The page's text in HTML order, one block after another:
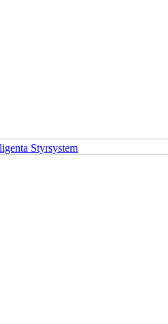
Styrsystem